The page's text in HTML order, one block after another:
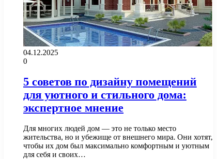
04.12.2025
0
5 советов по дизайну помещений
для уютного и стильного дома:
экспертное мнение
Для многих людей дом — это не только место
жительства, но и убежище от внешнего мира. Они хотят,
чтобы их дом был максимально комфортным и уютным
для себя и своих…